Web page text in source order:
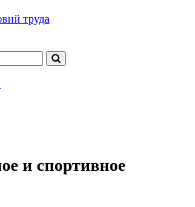
труда
и спортивное